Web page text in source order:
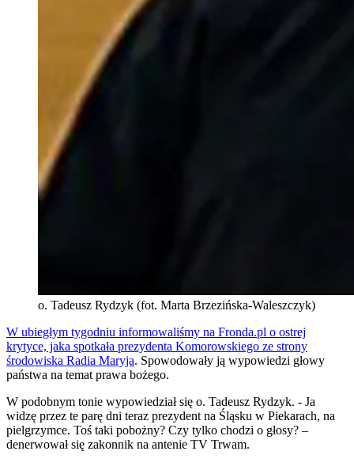
o. Tadeusz Rydzyk (fot. Marta Brzezińska-Waleszczyk)
W ubiegłym tygodniu informowaliśmy na Fronda.pl o ostrej
krytyce, jaka spotkała prezydenta Komorowskiego ze strony
środowiska Radia Maryja. Spowodowały ją wypowiedzi głowy
państwa na temat prawa bożego.
W podobnym tonie wypowiedział się o. Tadeusz Rydzyk. - Ja
widzę przez te parę dni teraz prezydent na Śląsku w Piekarach, na
pielgrzymce. Toś taki pobożny? Czy tylko chodzi o głosy? –
denerwował się zakonnik na antenie TV Trwam.